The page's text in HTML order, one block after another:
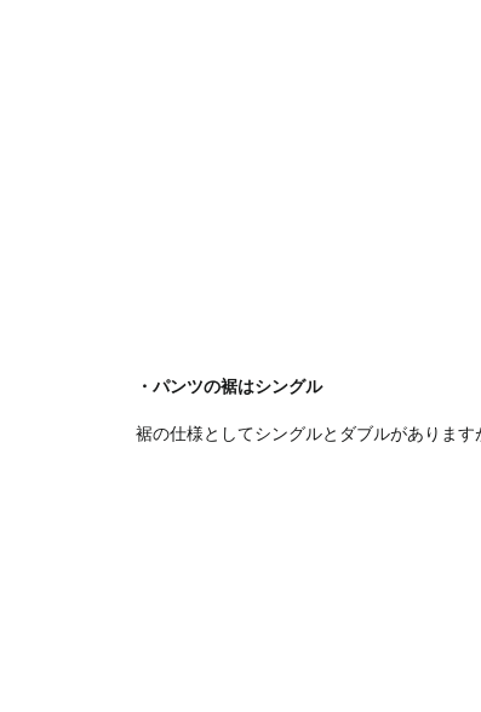
・パンツの裾はシングル
裾の仕様としてシングルとダブルがありま